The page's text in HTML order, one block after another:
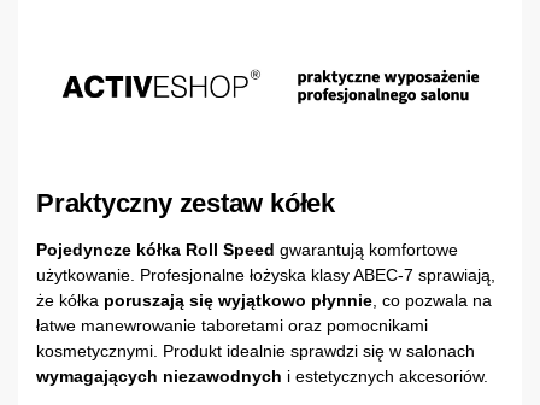
Praktyczny zestaw kółek
Pojedyncze kółka Roll Speed gwarantują komfortowe
użytkowanie. Profesjonalne łożyska klasy ABEC-7 sprawiają,
że kółka poruszają się wyjątkowo płynnie , co pozwala na
łatwe manewrowanie taboretami oraz pomocnikami
kosmetycznymi. Produkt idealnie sprawdzi się w salonach
wymagających niezawodnych i estetycznych akcesoriów.